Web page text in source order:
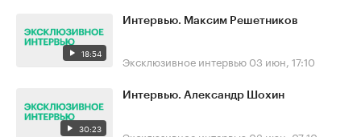
18:54
Интервью. Максим Решетников
Эксклюзивное интервью 03 июн, 17:10
30:23
Интервью. Александр Шохин